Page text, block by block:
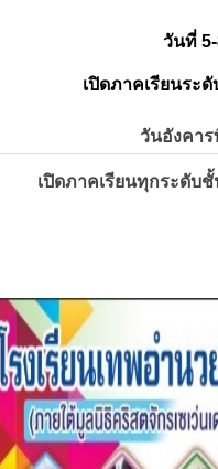
วันที่
เปิดภาคเรียนระ
วันอังคา
เปิดภาคเรียนทุกระดับ